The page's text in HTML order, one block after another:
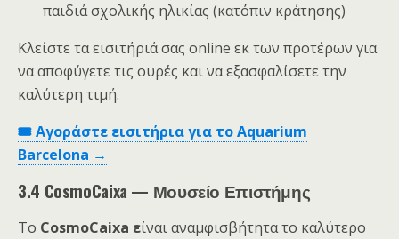
παιδιά σχολικής ηλικίας (κατόπιν κράτησης)
Κλείστε τα εισιτήριά σας online εκ των προτέρων για
να αποφύγετε τις ουρές και να εξασφαλίσετε την
καλύτερη τιμή.
🎟️ Αγοράστε εισιτήρια για το Aquarium
Barcelona →
3.4 CosmoCaixa — Μουσείο Επιστήμης
Το CosmoCaixa είναι αναμφισβήτητα το καλύτερο